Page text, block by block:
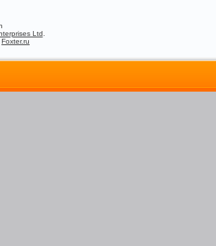
Ltd
Foxter.ru